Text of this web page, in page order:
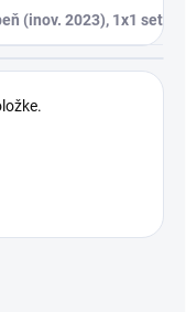
(inov. 2023), 1x1 set